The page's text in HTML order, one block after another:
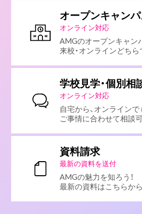
オープンキャン
オンライン対応
AMGのオープンキャン
来校・オンラインどち
学校見学・個別相
オンライン対応
自宅から、オンライン
ご事情に合わせて相談
資料請求
最新の資料を送付
AMGの魅力を知ろう！
最新の資料はこちらから